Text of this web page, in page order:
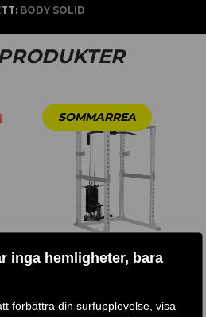
inga hemligheter, bara
förbättra din surfupplevelse, visa
BODY SOLID